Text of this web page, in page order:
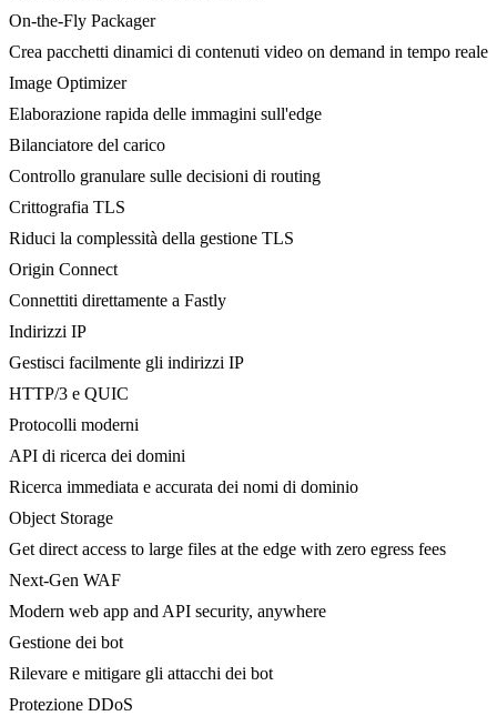
On-the-Fly Packager
Crea pacchetti dinamici di contenuti video on demand in tempo reale
Image Optimizer
Elaborazione rapida delle immagini sull'edge
Bilanciatore del carico
Controllo granulare sulle decisioni di routing
Crittografia TLS
Riduci la complessità della gestione TLS
Origin Connect
Connettiti direttamente a Fastly
Indirizzi IP
Gestisci facilmente gli indirizzi IP
HTTP/3 e QUIC
Protocolli moderni
API di ricerca dei domini
Ricerca immediata e accurata dei nomi di dominio
Object Storage
Get direct access to large files at the edge with zero egress fees
Next-Gen WAF
Modern web app and API security, anywhere
Gestione dei bot
Rilevare e mitigare gli attacchi dei bot
Protezione DDoS